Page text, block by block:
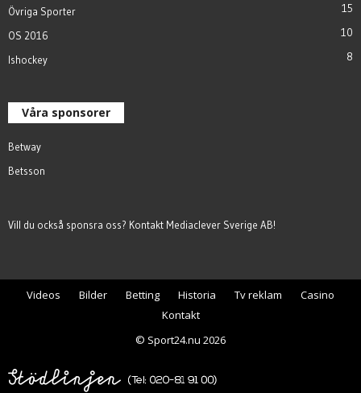
Övriga Sporter 15
OS 2016 10
Ishockey 8
Våra sponsorer
Betway
Betsson
Vill du också sponsra oss? Kontakt Mediaclever Sverige AB!
Videos Bilder Betting Historia Tv reklam
Casino
Kontakt
© Sport24.nu 2026